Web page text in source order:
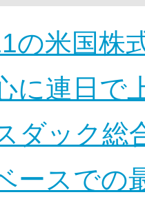
の米国株
に連日で
ダック総
ースでの